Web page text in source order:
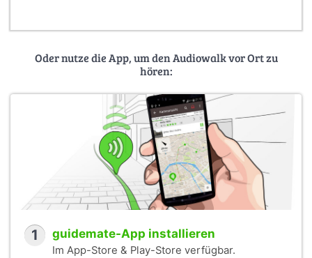
Oder nutze die App, um den Audiowalk vor Ort zu
hören:
1 guidemate-App installieren
Im App-Store & Play-Store verfügbar.